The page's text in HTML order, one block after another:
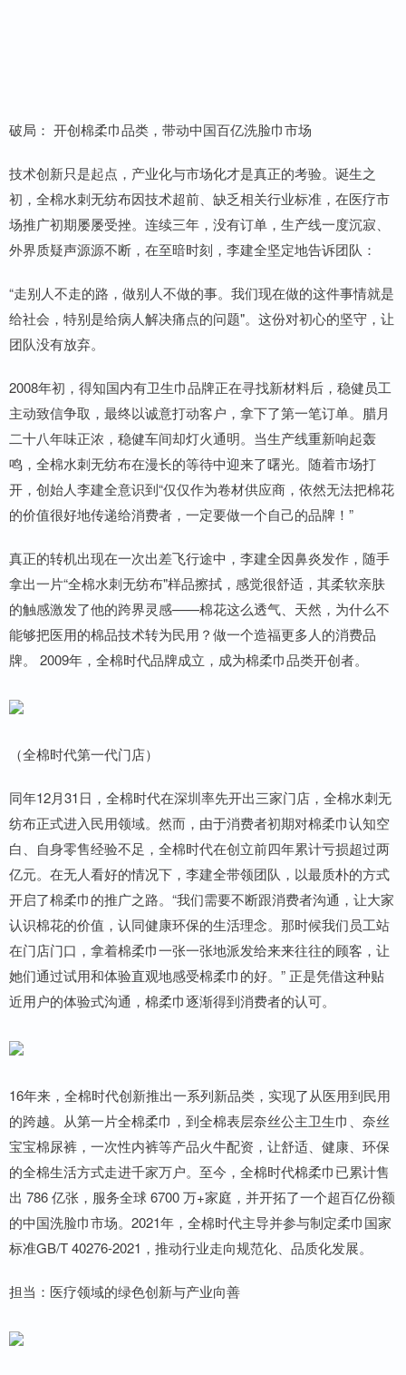
破局： 开创棉柔巾品类，带动中国百亿洗脸巾市场
技术创新只是起点，产业化与市场化才是真正的考验。诞生之
初，全棉水刺无纺布因技术超前、缺乏相关行业标准，在医疗市
场推广初期屡屡受挫。连续三年，没有订单，生产线一度沉寂、
外界质疑声源源不断，在至暗时刻，李建全坚定地告诉团队：
“走别人不走的路，做别人不做的事。我们现在做的这件事情就是
给社会，特别是给病人解决痛点的问题"。这份对初心的坚守，让
团队没有放弃。
2008年初，得知国内有卫生巾品牌正在寻找新材料后，稳健员工
主动致信争取，最终以诚意打动客户，拿下了第一笔订单。腊月
二十八年味正浓，稳健车间却灯火通明。当生产线重新响起轰
鸣，全棉水刺无纺布在漫长的等待中迎来了曙光。随着市场打
开，创始人李建全意识到“仅仅作为卷材供应商，依然无法把棉花
的价值很好地传递给消费者，一定要做一个自己的品牌！”
真正的转机出现在一次出差飞行途中，李建全因鼻炎发作，随手
拿出一片“全棉水刺无纺布"样品擦拭，感觉很舒适，其柔软亲肤
的触感激发了他的跨界灵感——棉花这么透气、天然，为什么不
能够把医用的棉品技术转为民用？做一个造福更多人的消费品
牌。 2009年，全棉时代品牌成立，成为棉柔巾品类开创者。
（全棉时代第一代门店）
同年12月31日，全棉时代在深圳率先开出三家门店，全棉水刺无
纺布正式进入民用领域。然而，由于消费者初期对棉柔巾认知空
白、自身零售经验不足，全棉时代在创立前四年累计亏损超过两
亿元。在无人看好的情况下，李建全带领团队，以最质朴的方式
开启了棉柔巾的推广之路。“我们需要不断跟消费者沟通，让大家
认识棉花的价值，认同健康环保的生活理念。那时候我们员工站
在门店门口，拿着棉柔巾一张一张地派发给来来往往的顾客，让
她们通过试用和体验直观地感受棉柔巾的好。” 正是凭借这种贴
近用户的体验式沟通，棉柔巾逐渐得到消费者的认可。
16年来，全棉时代创新推出一系列新品类，实现了从医用到民用
的跨越。从第一片全棉柔巾，到全棉表层奈丝公主卫生巾、奈丝
宝宝棉尿裤，一次性内裤等产品火牛配资，让舒适、健康、环保
的全棉生活方式走进千家万户。至今，全棉时代棉柔巾已累计售
出 786 亿张，服务全球 6700 万+家庭，并开拓了一个超百亿份额
的中国洗脸巾市场。2021年，全棉时代主导并参与制定柔巾国家
标准GB/T 40276-2021，推动行业走向规范化、品质化发展。
担当：医疗领域的绿色创新与产业向善